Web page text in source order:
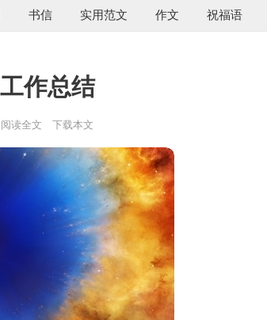
书信 实用范文 作文 祝福语
作总结
阅读全文 下载本文